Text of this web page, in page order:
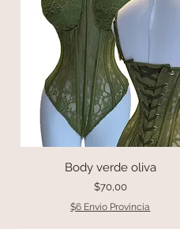
Vista rápida
Body verde oliva
Precio
$70,00
$6 Envio Provincia